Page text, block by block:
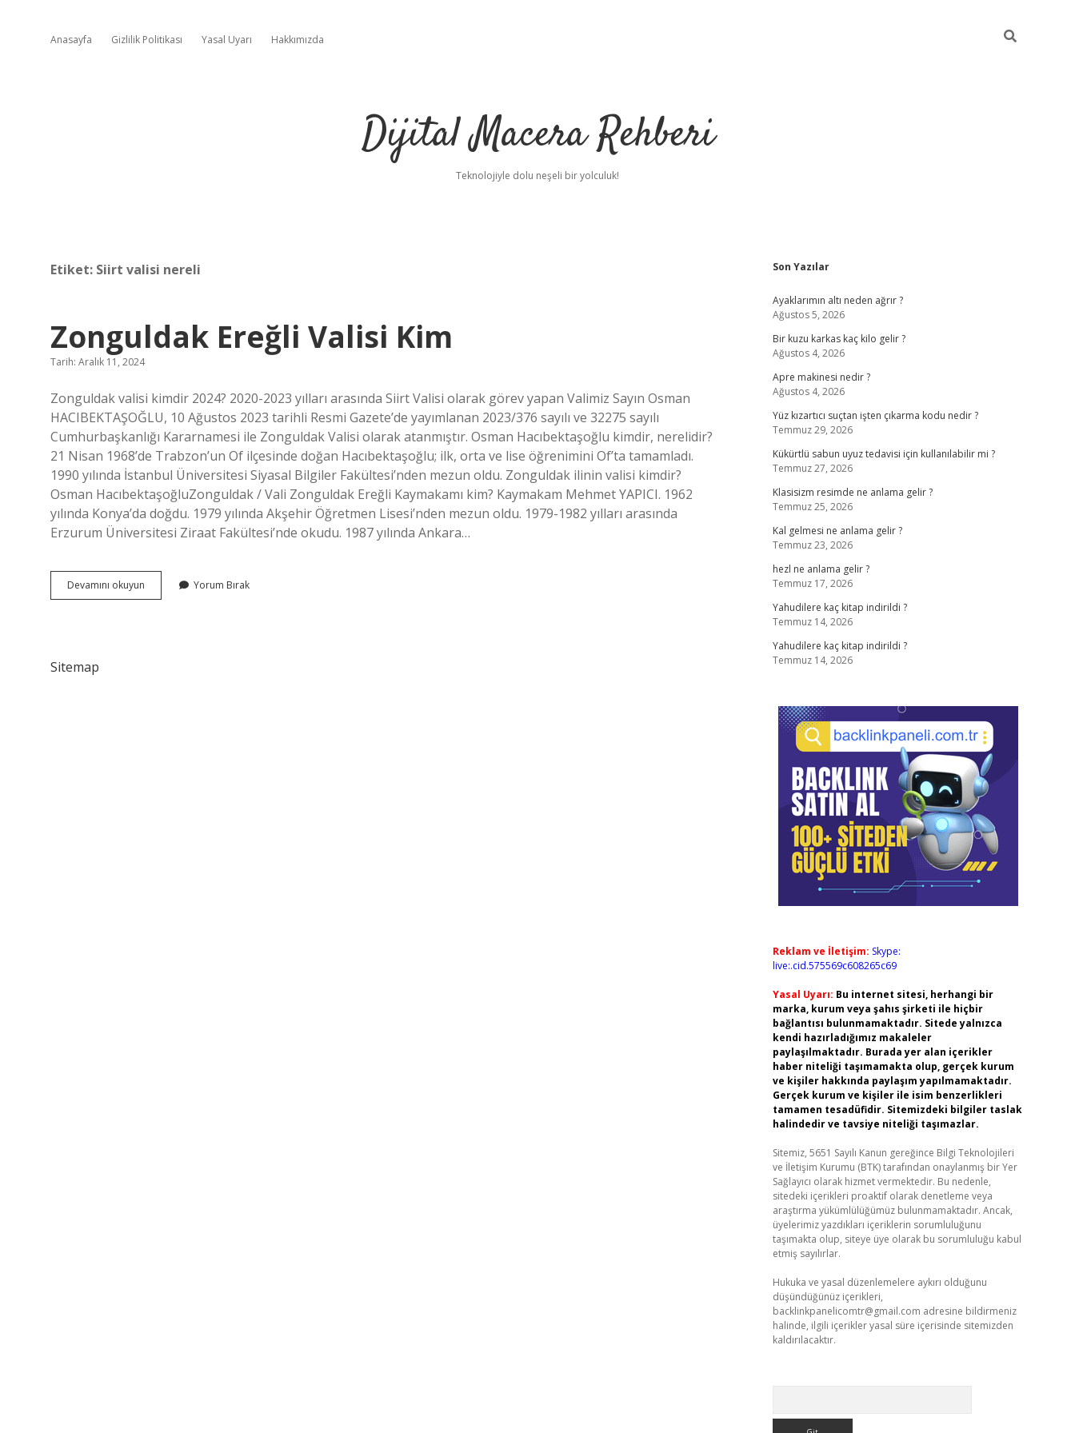
Anasayfa Gizlilik Politikası Yasal Uyarı Hakkımızda
Dijital Macera Rehberi
Teknolojiyle dolu neşeli bir yolculuk!
Etiket: Siirt valisi nereli
Zonguldak Ereğli Valisi Kim
Tarih: Aralık 11, 2024
Zonguldak valisi kimdir 2024? 2020-2023 yılları arasında Siirt Valisi olarak görev yapan Valimiz Sayın Osman
HACIBEKTAŞOĞLU, 10 Ağustos 2023 tarihli Resmi Gazete’de yayımlanan 2023/376 sayılı ve 32275 sayılı
Cumhurbaşkanlığı Kararnamesi ile Zonguldak Valisi olarak atanmıştır. Osman Hacıbektaşoğlu kimdir, nerelidir?
21 Nisan 1968’de Trabzon’un Of ilçesinde doğan Hacıbektaşoğlu; ilk, orta ve lise öğrenimini Of’ta tamamladı.
1990 yılında İstanbul Üniversitesi Siyasal Bilgiler Fakültesi’nden mezun oldu. Zonguldak ilinin valisi kimdir?
Osman HacıbektaşoğluZonguldak / Vali Zonguldak Ereğli Kaymakamı kim? Kaymakam Mehmet YAPICI. 1962
yılında Konya’da doğdu. 1979 yılında Akşehir Öğretmen Lisesi’nden mezun oldu. 1979-1982 yılları arasında
Erzurum Üniversitesi Ziraat Fakültesi’nde okudu. 1987 yılında Ankara…
Devamını okuyun Zonguldak
Ereğli
Yorum Bırak
Sitemap
Sidebar
Son Yazılar
Ayaklarımın altı neden ağrır ?
Ağustos 5, 2026
Bir kuzu karkas kaç kilo gelir ?
Ağustos 4, 2026
Apre makinesi nedir ?
Ağustos 4, 2026
Yüz kızartıcı suçtan işten çıkarma kodu nedir ?
Temmuz 29, 2026
Kükürtlü sabun uyuz tedavisi için kullanılabilir mi ?
Temmuz 27, 2026
Klasisizm resimde ne anlama gelir ?
Temmuz 25, 2026
Kal gelmesi ne anlama gelir ?
Temmuz 23, 2026
hezl ne anlama gelir ?
Temmuz 17, 2026
Yahudilere kaç kitap indirildi ?
Temmuz 14, 2026
Yahudilere kaç kitap indirildi ?
Temmuz 14, 2026
Reklam ve İletişim: Skype:
live:.cid.575569c608265c69
Yasal Uyarı: Bu internet sitesi, herhangi bir
marka, kurum veya şahıs şirketi ile hiçbir
bağlantısı bulunmamaktadır. Sitede yalnızca
kendi hazırladığımız makaleler
paylaşılmaktadır. Burada yer alan içerikler
haber niteliği taşımamakta olup, gerçek kurum
ve kişiler hakkında paylaşım yapılmamaktadır.
Gerçek kurum ve kişiler ile isim benzerlikleri
tamamen tesadüfidir. Sitemizdeki bilgiler taslak
halindedir ve tavsiye niteliği taşımazlar.
Sitemiz, 5651 Sayılı Kanun gereğince Bilgi Teknolojileri
ve İletişim Kurumu (BTK) tarafından onaylanmış bir Yer
Sağlayıcı olarak hizmet vermektedir. Bu nedenle,
sitedeki içerikleri proaktif olarak denetleme veya
araştırma yükümlülüğümüz bulunmamaktadır. Ancak,
üyelerimiz yazdıkları içeriklerin sorumluluğunu
taşımakta olup, siteye üye olarak bu sorumluluğu kabul
etmiş sayılırlar.
Hukuka ve yasal düzenlemelere aykırı olduğunu
düşündüğünüz içerikleri,
backlinkpanelicomtr@gmail.com adresine bildirmeniz
halinde, ilgili içerikler yasal süre içerisinde sitemizden
kaldırılacaktır.